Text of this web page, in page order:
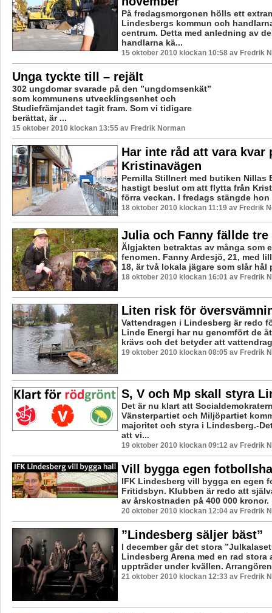
På fredagsmorgonen hölls ett
Lindesbergs kommun och
centrum. Detta med anledning av
handlarna kä...
15 oktober 2010 klockan 10:58 av Fredrik
Unga tyckte till – rejält
302 ungdomar svarade på den ”ungdomsenkät”
som kommunens utvecklingsenhet och
Studiefrämjandet tagit fram. Som vi tidigare
berättat, är ...
15 oktober 2010 klockan 13:55 av Fredrik Norman
Har inte råd att vara kvar
Kristinavägen
Pernilla Stillnert med butiken Nillas
hastigt beslut om att flytta från
förra veckan. I fredags stängde
18 oktober 2010 klockan 11:19 av Fredrik
Julia och Fanny fällde tre
Älgjakten betraktas av många som
fenomen. Fanny Ardesjö, 21, med
18, är två lokala jägare som slår hål
18 oktober 2010 klockan 16:01 av Fredrik
Liten risk för
Vattendragen i Lindesberg är redo
Linde Energi har nu genomfört de
krävs och det betyder att
19 oktober 2010 klockan 08:05 av Fredrik
S, V och Mp skall styra
Det är nu klart att
Vänsterpartiet och Miljöpartiet
majoritet och styra i Lindesberg.-
att vi...
19 oktober 2010 klockan 09:12 av Fredrik
Vill bygga egen
IFK Lindesberg vill bygga en egen
Fritidsbyn. Klubben är redo att
av årskostnaden på 400 000 kronor.
20 oktober 2010 klockan 12:04 av Fredrik
”Lindesberg säljer bäst”
I december går det stora
Lindesberg Arena med en rad stora
uppträder under kvällen.
21 oktober 2010 klockan 12:33 av Fredrik